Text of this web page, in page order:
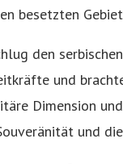
besetzten
den
und
Dimension
und